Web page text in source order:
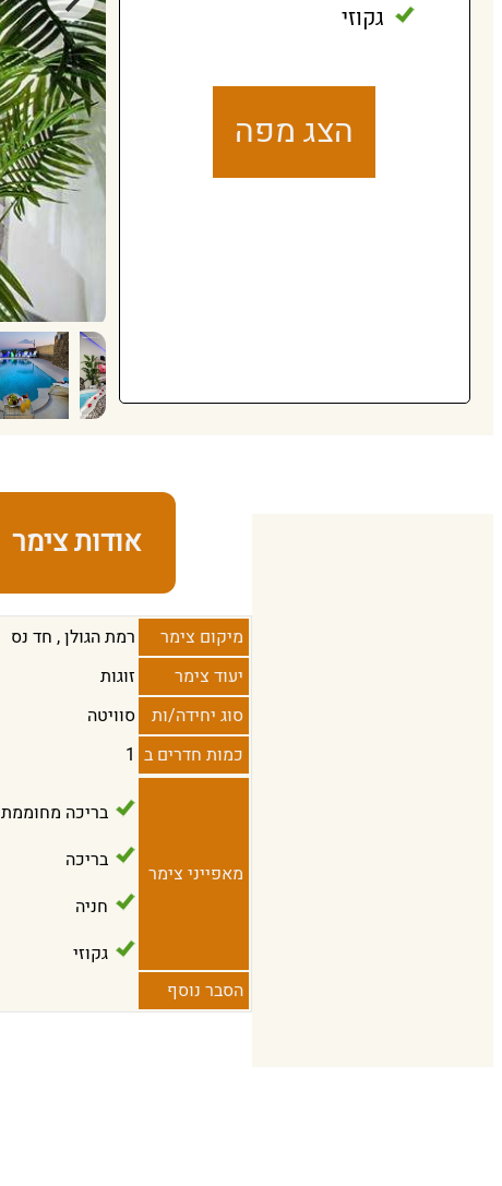
גקוזי
הצג מפה
אודות צימר
מיקום צימר רמת הגולן, חד נס
יעוד צימר
זוגות
סוג יחידה/ות
סוויטה
כמות חדרים ב 1
מאפייני צימר
בריכה מחוממת
בריכה
חניה
גקוזי
הסבר נוסף